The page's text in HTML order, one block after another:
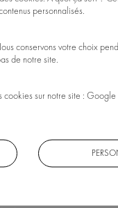
personnalisés.
conservons votre choix
de notre site.
cookies sur notre site : Google